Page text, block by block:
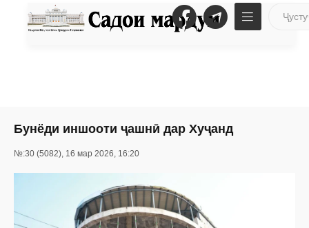
Бунёди иншооти ҷашнӣ дар Хуҷанд
№:30 (5082), 16 мар 2026, 16:20